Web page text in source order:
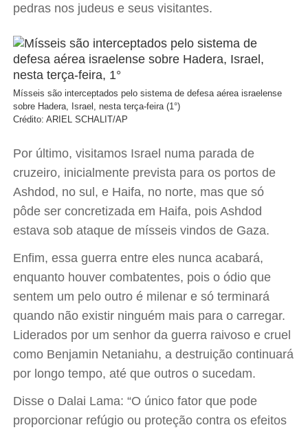
pedras nos judeus e seus visitantes.
Mísseis são interceptados pelo sistema de defesa aérea israelense
sobre Hadera, Israel, nesta terça-feira (1°)
Crédito: ARIEL SCHALIT/AP
Por último, visitamos Israel numa parada de
cruzeiro, inicialmente prevista para os portos de
Ashdod, no sul, e Haifa, no norte, mas que só
pôde ser concretizada em Haifa, pois Ashdod
estava sob ataque de mísseis vindos de Gaza.
Enfim, essa guerra entre eles nunca acabará,
enquanto houver combatentes, pois o ódio que
sentem um pelo outro é milenar e só terminará
quando não existir ninguém mais para o carregar.
Liderados por um senhor da guerra raivoso e cruel
como Benjamin Netaniahu, a destruição continuará
por longo tempo, até que outros o sucedam.
Disse o Dalai Lama: “O único fator que pode
proporcionar refúgio ou proteção contra os efeitos